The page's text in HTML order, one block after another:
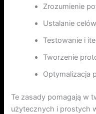
Zrozumienie
Ustalanie
Testowanie i
Tworzenie
Optymalizacja
Te zasady pomagają w
użytecznych i prostych